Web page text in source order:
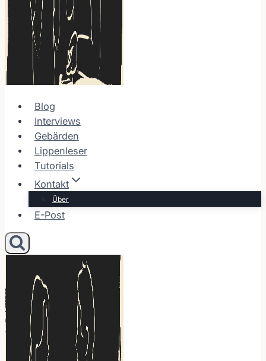
Blog
Interviews
Gebärden
Lippenleser
Tutorials
Kontakt
Über
E-Post